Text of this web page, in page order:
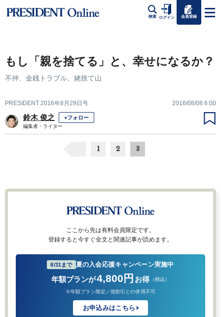
検索 ログイン 会員登録
もし「親を捨てる」と、幸せになるか？
不仲、金銭トラブル、姥捨て山
PRESIDENT 2016年8月29日号 2016/08/08 6:00
鈴木 俊之 +フォロー
編集者・ライター
1 2 3
ここから先は有料会員限定です。
登録すると今すぐ全文と関連記事が読めます。
8/31まで 夏の入会応援キャンペーン実施中
年額プランが4,800円 お得 （税込）
※年額プラン限定／他割引との併用不可
お申込みはこちら